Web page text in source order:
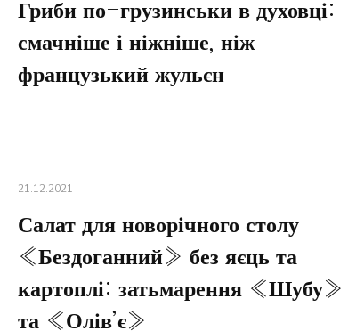
Гриби по-грузинськи в духовці:
смачніше і ніжніше, ніж
французький жульєн
21.12.2021
Салат для новорічного столу
«Бездоганний» без яєць та
картоплі: затьмарення «Шубу»
та «Олів’є»